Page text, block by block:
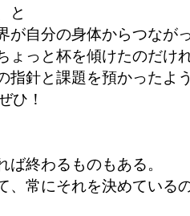
と
が自分の身体からつなが
ょっと杯を傾けたのだけ
指針と課題を預かったよ
ひ！
ば終わるものもある。
、常にそれを決めている